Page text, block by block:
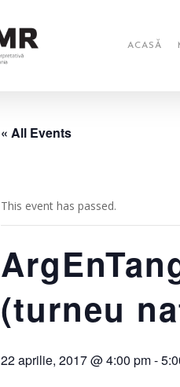
ACASĂ
« All Events
This event has passed.
(turneu
22 aprilie, 2017 @ 4:00 pm-